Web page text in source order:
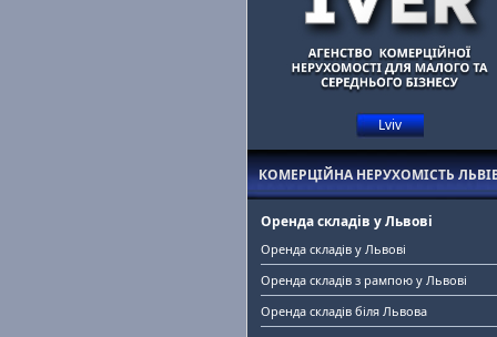
Lviv
КОМЕРЦІЙНА НЕРУХОМІСТЬ
Оренда складів у Львові
Оренда складів у Львові
Оренда складів з рампою у Львові
Оренда складів біля Львова
Допоможемо знайти орендаря та